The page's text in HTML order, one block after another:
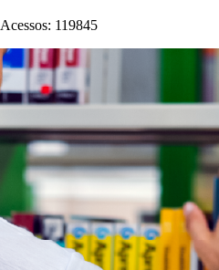
Acessos: 119845